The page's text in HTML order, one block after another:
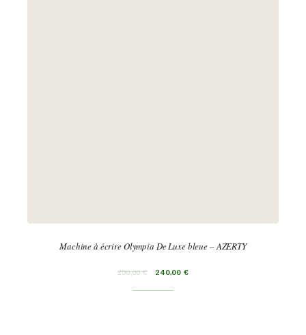
Machine à écrire Olympia De Luxe bleue – AZERTY
290,00€ 240,00€